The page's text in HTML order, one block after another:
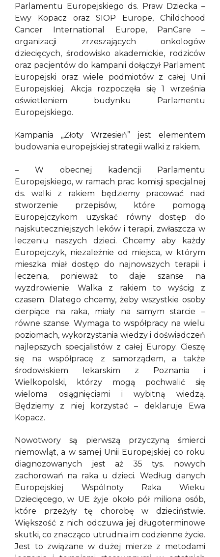
Parlamentu Europejskiego ds. Praw Dziecka –
Ewy Kopacz oraz SIOP Europe, Childchood
Cancer International Europe, PanCare –
organizacji zrzeszających onkologów
dziecięcych, środowisko akademickie, rodziców
oraz pacjentów do kampanii dołączył Parlament
Europejski oraz wiele podmiotów z całej Unii
Europejskiej. Akcja rozpoczęła się 1 września
oświetleniem budynku Parlamentu
Europejskiego.
Kampania „Złoty Wrzesień” jest elementem
budowania europejskiej strategii walki z rakiem.
– W obecnej kadencji Parlamentu
Europejskiego, w ramach prac komisji specjalnej
ds. walki z rakiem będziemy pracować nad
stworzenie przepisów, które pomogą
Europejczykom uzyskać równy dostęp do
najskuteczniejszych leków i terapii, zwłaszcza w
leczeniu naszych dzieci. Chcemy aby każdy
Europejczyk, niezależnie od miejsca, w którym
mieszka miał dostęp do najnowszych terapii i
leczenia, ponieważ to daje szanse na
wyzdrowienie. Walka z rakiem to wyścig z
czasem. Dlatego chcemy, żeby wszystkie osoby
cierpiące na raka, miały na samym starcie –
równe szanse. Wymaga to współpracy na wielu
poziomach, wykorzystania wiedzy i doświadczeń
najlepszych specjalistów z całej Europy. Cieszę
się na współpracę z samorządem, a także
środowiskiem lekarskim z Poznania i
Wielkopolski, którzy mogą pochwalić się
wieloma osiągnięciami i wybitną wiedzą.
Będziemy z niej korzystać – deklaruje Ewa
Kopacz.
Nowotwory są pierwszą przyczyną śmierci
niemowląt, a w samej Unii Europejskiej co roku
diagnozowanych jest aż 35 tys. nowych
zachorowań na raka u dzieci. Według danych
Europejskiej Wspólnoty Raka Wieku
Dziecięcego, w UE żyje około pół miliona osób,
które przeżyły tę chorobę w dzieciństwie.
Większość z nich odczuwa jej długoterminowe
skutki, co znacząco utrudnia im codzienne życie.
Jest to związane w dużej mierze z metodami